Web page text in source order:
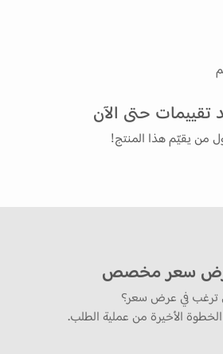
تقييمات حتى الآن
من يقيّم هذا المنتج!
سعر مخصص
ترغب في عرض سعر؟
الخطوة الأخيرة من عملية الطلب.